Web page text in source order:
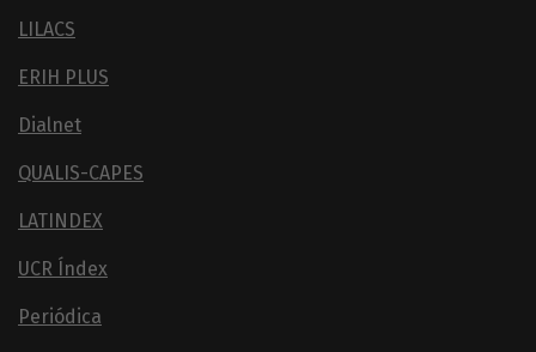
LILACS
ERIH PLUS
Dialnet
QUALIS-CAPES
LATINDEX
UCR Índex
Periódica